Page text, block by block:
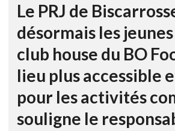
Le PRJ de
désormais les
club house du BO
lieu plus accessible
pour les activités
souligne le